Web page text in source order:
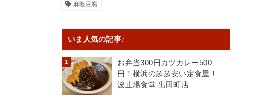
麻婆豆腐
いま人気の記事♪
お弁当300円カツカレー500
円！横浜の超超安い定食屋！
波止場食堂 出田町店